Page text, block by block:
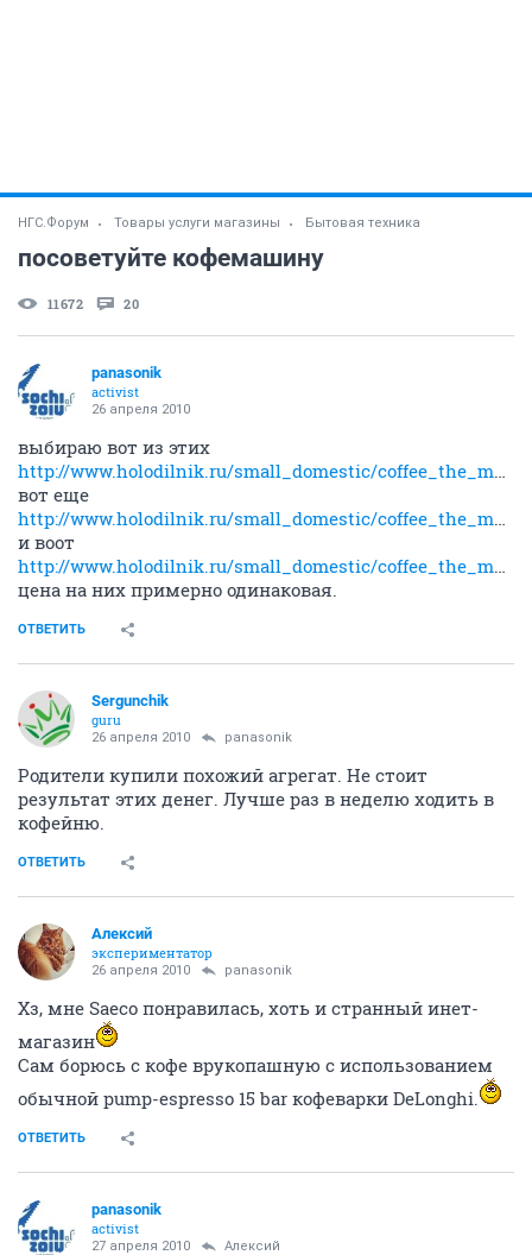
НГС.Форум Товары услуги магазины Бытовая техника
посоветуйте кофемашину
11672 20
panasonik
activist
26 апреля 2010
выбираю вот из этих
http://www.holodilnik.ru/small_domestic/coffee_the_machine/melitta/caffeo_lattea_black_silver/
вот еще
http://www.holodilnik.ru/small_domestic/coffee_the_machine/krups/espresseria_xp_9000/
и воот
http://www.holodilnik.ru/small_domestic/coffee_the_machine/saeco/taelea_ring/
цена на них примерно одинаковая.
ОТВЕТИТЬ
Sergunchik
guru
26 апреля 2010 panasonik
Родители купили похожий агрегат. Не стоит
результат этих денег. Лучше раз в неделю ходить в
кофейню.
ОТВЕТИТЬ
Алексий
экспериментатор
26 апреля 2010 panasonik
Хз, мне Saeco понравилась, хоть и странный инет-
магазин
Сам борюсь с кофе врукопашную с использованием
обычной pump-espresso 15 bar кофеварки DeLonghi.
ОТВЕТИТЬ
panasonik
activist
27 апреля 2010 Алексий